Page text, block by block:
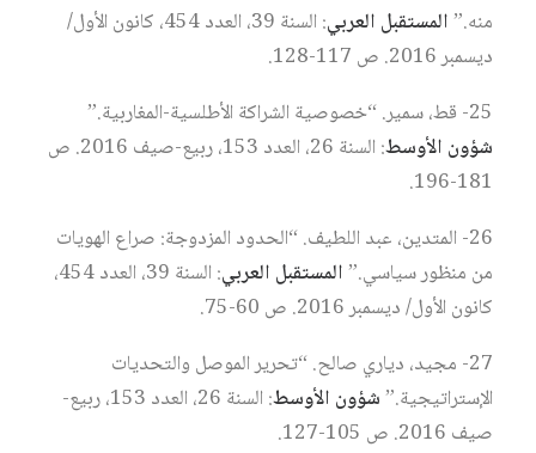
منه.”المستقبل العربي
: السنة 39، العدد 454، كانون الأول/
ديسمبر 2016. ص 117-128.
25- قط، سمير. “خصوصية الشراكة الأطلسية-المغاربية.”
شؤون الأوسط
: السنة 26، العدد 153، ربيع-صيف 2016. ص
181-196.
26- المتدين، عبد اللطيف. “الحدود المزدوجة: صراع الهويات
من منظور سياسي.”المستقبل العربي
: السنة 39، العدد 454،
كانون الأول/ ديسمبر 2016. ص 60-75.
27- مجيد، دياري صالح. “تحرير الموصل والتحديات
الإستراتيجية.”شؤون الأوسط
: السنة 26، العدد 153، ربيع-
صيف 2016. ص 105-127.